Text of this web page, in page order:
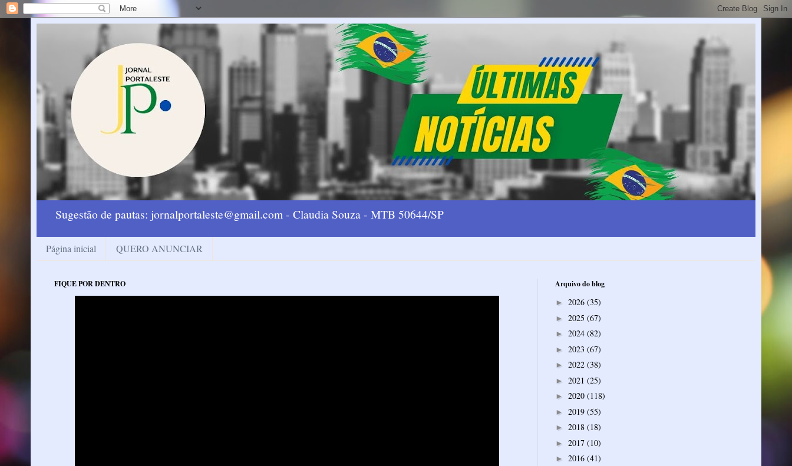
Sugestão de pautas: jornalportaleste@gmail.com - Claudia Souza - MTB 50644/SP
Página inicial QUERO ANUNCIAR
FIQUE POR DENTRO Arquivo do blog
► 2026 (35)
► 2025 (67)
► 2024 (82)
► 2023 (67)
► 2022 (38)
► 2021 (25)
► 2020 (118)
► 2019 (55)
► 2018 (18)
► 2017 (10)
► 2016 (41)